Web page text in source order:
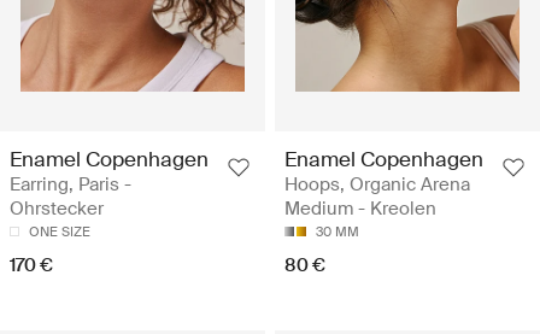
Enamel Copenhagen
Earring, Paris -
Ohrstecker
ONE SIZE
170 €
Enamel Copenhagen
Hoops, Organic Arena
Medium - Kreolen
30 MM
80 €